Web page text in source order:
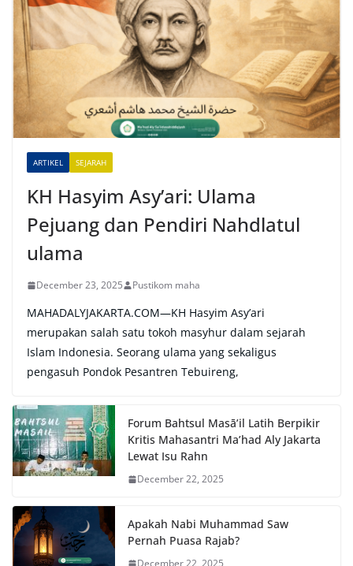
a
t
i
v
ARTIKEL SEJARAH
KH Hasyim Asy’ari: Ulama
Pejuang dan Pendiri Nahdlatul
ulama
December 23, 2025 Pustikom maha
MAHADALYJAKARTA.COM—KH Hasyim Asy’ari
merupakan salah satu tokoh masyhur dalam sejarah
Islam Indonesia. Seorang ulama yang sekaligus
pengasuh Pondok Pesantren Tebuireng,
Forum Bahtsul Masā’il Latih Berpikir
Kritis Mahasantri Ma’had Aly Jakarta
Lewat Isu Rahn
December 22, 2025
Apakah Nabi Muhammad Saw
Pernah Puasa Rajab?